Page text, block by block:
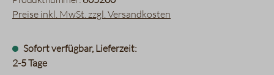
Preise inkl. MwSt. zzgl. Versandkosten
Sofort verfügbar, Lieferzeit:
2-5 Tage